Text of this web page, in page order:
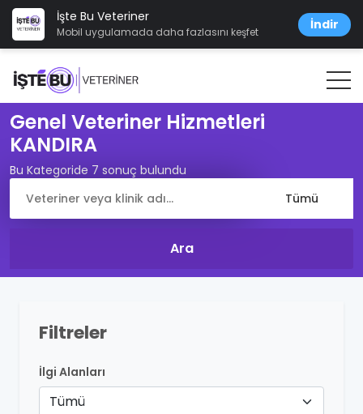
İşte Bu Veteriner
Mobil uygulamada daha fazlasını keşfet İndir
Genel Veteriner Hizmetleri
KANDIRA
Bu Kategoride 7 sonuç bulundu
Filtreler
İlgi Alanları
Tümü